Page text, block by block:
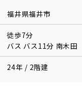
福井県福井市
徒歩7分
バス バス11分 南木田
24年 / 2階建